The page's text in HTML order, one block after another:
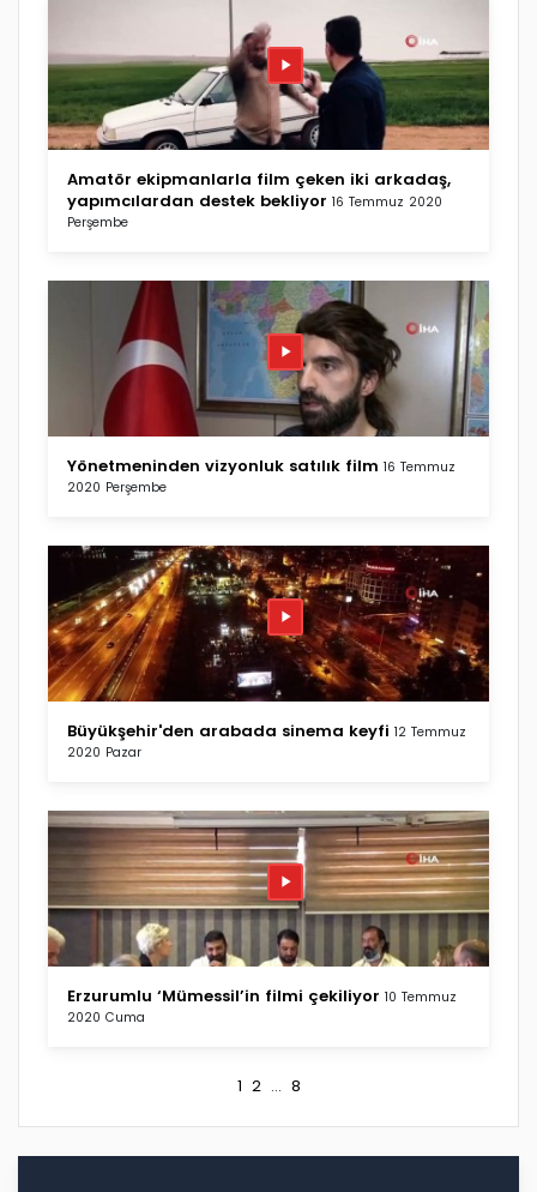
Amatör ekipmanlarla film çeken iki arkadaş,
yapımcılardan destek bekliyor 16 Temmuz 2020
Perşembe
Yönetmeninden vizyonluk satılık film 16 Temmuz
2020 Perşembe
Büyükşehir'den arabada sinema keyfi 12 Temmuz
2020 Pazar
Erzurumlu ‘Mümessil’in filmi çekiliyor 10 Temmuz
2020 Cuma
1 2... 8